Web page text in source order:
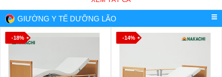
GIƯỜNG Y TẾ DƯỠNG LÃO
-18% -14%